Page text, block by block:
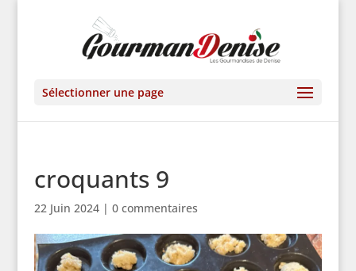
Sélectionner une page
croquants 9
22 Juin 2024| 0 commentaires